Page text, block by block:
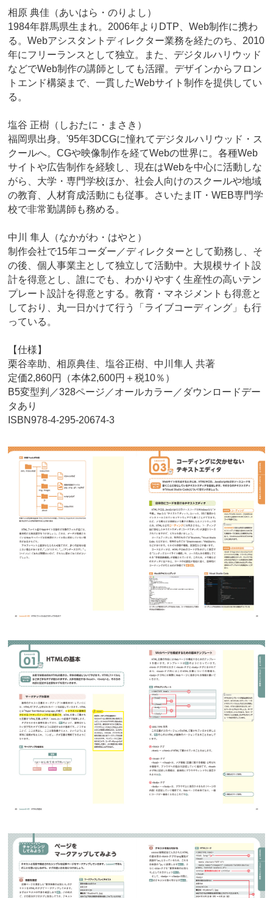
相原 典佳（あいはら・のりよし）
1984年群馬県生まれ。2006年よりDTP、Web制作に携わ
る。Webアシスタントディレクター業務を経たのち、2010
年にフリーランスとして独立。また、デジタルハリウッド
などでWeb制作の講師としても活躍。デザインからフロン
トエンド構築まで、一貫したWebサイト制作を提供してい
る。
塩谷 正樹（しおたに・まさき）
福岡県出身。'95年3DCGに憧れてデジタルハリウッド・ス
クールへ。CGや映像制作を経てWebの世界に。各種Web
サイトや広告制作を経験し、現在はWebを中心に活動しな
がら、大学・専門学校ほか、社会人向けのスクールや地域
の教育、人材育成活動にも従事。さいたまIT・WEB専門学
校で非常勤講師も務める。
中川 隼人（なかがわ・はやと）
制作会社で15年コーダー／ディレクターとして勤務し、そ
の後、個人事業主として独立して活動中。大規模サイト設
計を得意とし、誰にでも、わかりやすく生産性の高いテン
プレート設計を得意とする。教育・マネジメントも得意と
しており、丸一日かけて行う「ライブコーディング」も行
っている。
【仕様】
栗谷幸助、相原典佳、塩谷正樹、中川隼人 共著
定価2,860円（本体2,600円＋税10％）
B5変型判／328ページ／オールカラー／ダウンロードデー
タあり
ISBN978-4-295-20674-3